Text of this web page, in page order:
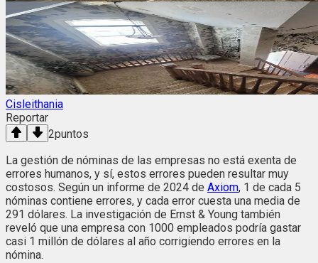
Cisleithania
Reportar
2puntos
La gestión de nóminas de las empresas no está exenta de
errores humanos, y sí, estos errores pueden resultar muy
costosos. Según un informe de 2024 de Axiom, 1 de cada 5
nóminas contiene errores, y cada error cuesta una media de
291 dólares. La investigación de Ernst & Young también
reveló que una empresa con 1000 empleados podría gastar
casi 1 millón de dólares al año corrigiendo errores en la
nómina.